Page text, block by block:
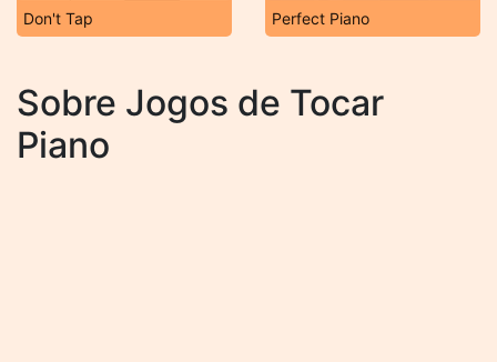
Don't Tap Perfect Piano
Sobre Jogos de Tocar
Piano